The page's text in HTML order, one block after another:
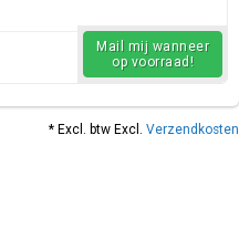
Mail mij wanneer
op voorraad!
* Excl. btw Excl. Verzendkosten